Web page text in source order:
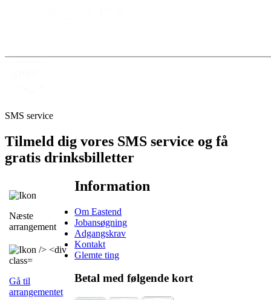
SMS service
Tilmeld dig vores SMS service og få
gratis drinksbilletter
Næste
arrangement
Gå til
arrangementet
Information
Om Eastend
Jobansøgning
Adgangskrav
Kontakt
Glemte ting
Betal med følgende kort